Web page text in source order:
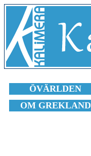
ÖVÄRLDEN
OM GREKLAND